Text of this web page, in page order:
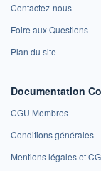
Contactez-nous
Foire aux Questions
Plan du site
Documentation
CGU Membres
Conditions générales
Mentions légales et